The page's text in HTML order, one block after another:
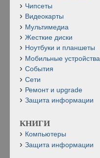
Чипсеты
Видеокарты
Мультимедиа
Жесткие диски
Ноутбуки и планшеты
Мобильные устройства
События
Сети
Ремонт и upgrade
Защита информации
КНИГИ
Компьютеры
Защита информации